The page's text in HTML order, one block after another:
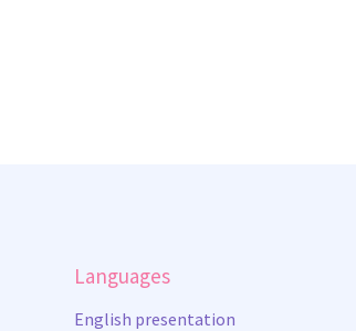
Languages
English presentation